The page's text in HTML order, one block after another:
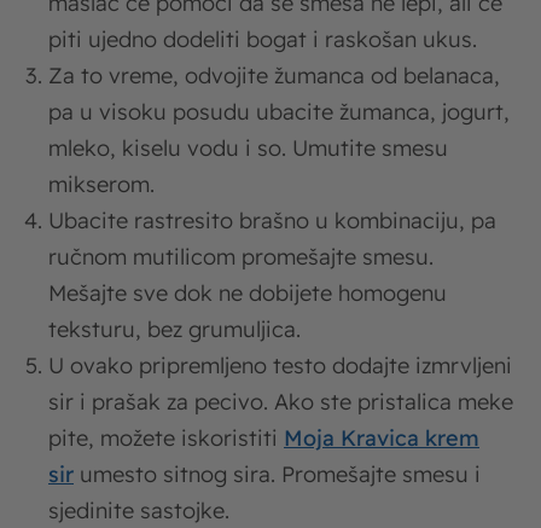
piti ujedno dodeliti bogat i raskošan ukus.
Za to vreme, odvojite žumanca od belanaca,
pa u visoku posudu ubacite žumanca, jogurt,
mleko, kiselu vodu i so. Umutite smesu
mikserom.
Ubacite rastresito brašno u kombinaciju, pa
ručnom mutilicom promešajte smesu.
Mešajte sve dok ne dobijete homogenu
teksturu, bez grumuljica.
U ovako pripremljeno testo dodajte izmrvljeni
sir i prašak za pecivo. Ako ste pristalica meke
pite, možete iskoristiti Moja Kravica krem
sir umesto sitnog sira. Promešajte smesu i
sjedinite sastojke.